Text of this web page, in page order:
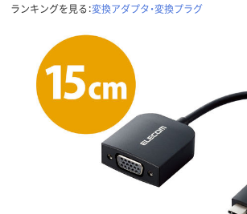
ランキングを見る：変換アダプタ・変換プラグ